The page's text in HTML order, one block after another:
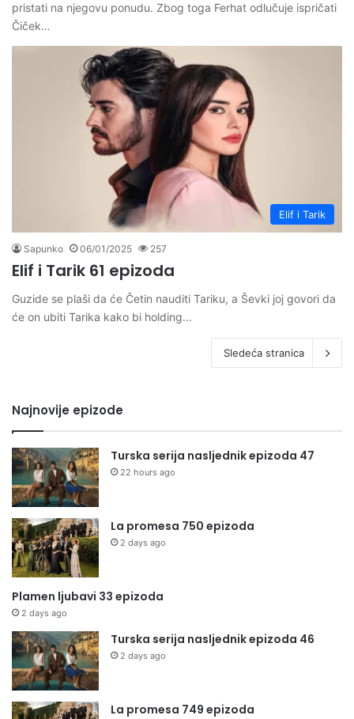
pristati na njegovu ponudu. Zbog toga Ferhat odlučuje ispričati
Čiček…
Elif i Tarik
Sapunko 06/01/2025 257
Elif i Tarik 61 epizoda
Guzide se plaši da će Četin nauditi Tariku, a Ševki joj govori da
će on ubiti Tarika kako bi holding…
Sledeća stranica
Najnovije epizode
Turska serija nasljednik epizoda 47
22 hours ago
La promesa 750 epizoda
2 days ago
Plamen ljubavi 33 epizoda
2 days ago
Turska serija nasljednik epizoda 46
2 days ago
La promesa 749 epizoda